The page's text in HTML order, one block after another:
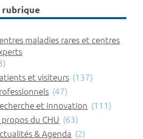
rubrique
maladies rares et centres
et visiteurs (137)
(47)
et innovation (111)
propos du CHU (63)
& Agenda (2)